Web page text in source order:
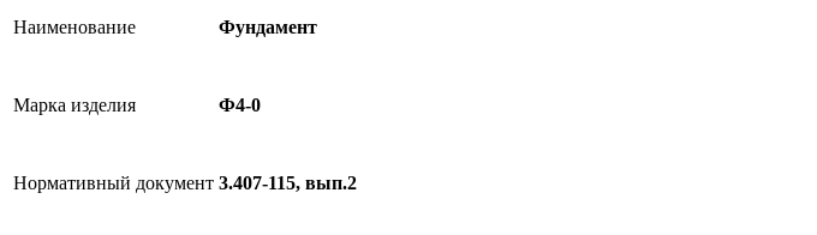
Наименование Фундамент
Марка изделия Ф4-0
Нормативный документ 3.407-115, вып.2